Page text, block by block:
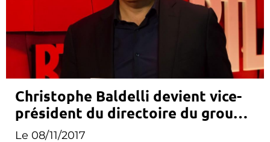
Christophe Baldelli devient vice-
président du directoire du groupe
M6
Le 08/11/2017